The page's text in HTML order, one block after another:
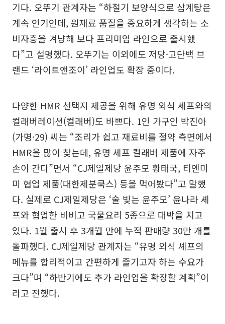
기다. 오뚜기 관계자는 “하절기 보양식으로 삼계탕은
계속 인기인데, 원재료 품질을 중요하게 생각하는 소
비자층을 겨냥해 보다 프리미엄 라인으로 출시했
다”고 설명했다. 오뚜기는 이외에도 저당·고단백 브
랜드 ‘라이트앤조이’ 라인업도 확장 중이다.
다양한 HMR 선택지 제공을 위해 유명 외식 셰프와의
컬래버레이션(컬래버)도 바쁘다. 1인 가구인 박진아
(가명·29) 씨는 “조리가 쉽고 재료비를 절약 측면에서
HMR을 많이 찾는데, 유명 셰프 컬래버 제품에 자주
손이 간다”면서 “CJ제일제당 윤주모 황태국, 티엔미
미 협업 제품(대한제분쿡스) 등을 먹어봤다”고 말했
다. 실제로 CJ제일제당은 ‘술 빚는 윤주모’ 윤나라 셰
프와 협업한 비비고 국물요리 5종으로 대박을 치고
있다. 1월 출시 후 3개월 만에 누적 판매량 30만 개를
돌파했다. CJ제일제당 관계자는 “유명 외식 셰프의
메뉴를 합리적이고 간편하게 즐기고자 하는 수요가
크다”며 “하반기에도 추가 라인업을 확장할 계획”이
라고 전했다.